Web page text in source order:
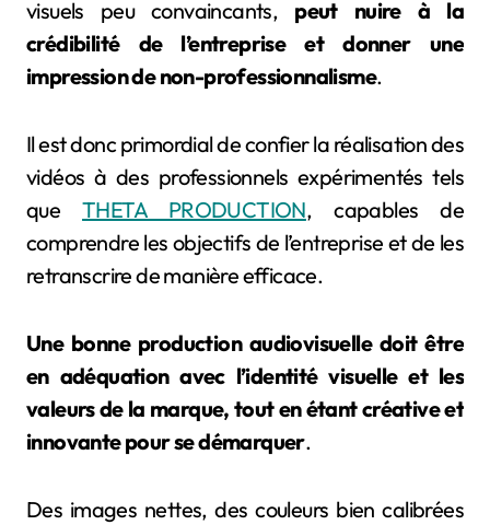
visuels peu convaincants, peut nuire à la
crédibilité de l’entreprise et donner une
impression de non-professionnalisme.
Il est donc primordial de confier la réalisation des
vidéos à des professionnels expérimentés tels
queTHETA PRODUCTION, capables de
comprendre les objectifs de l’entreprise et de les
retranscrire de manière efficace.
Une bonne production audiovisuelle doit être
en adéquation avec l’identité visuelle et les
valeurs de la marque, tout en étant créative et
innovante pour se démarquer.
Des images nettes, des couleurs bien calibrées